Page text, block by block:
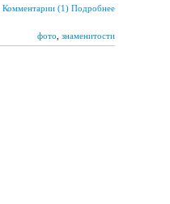
Комментарии (1) Подробнее
фото знаменитости